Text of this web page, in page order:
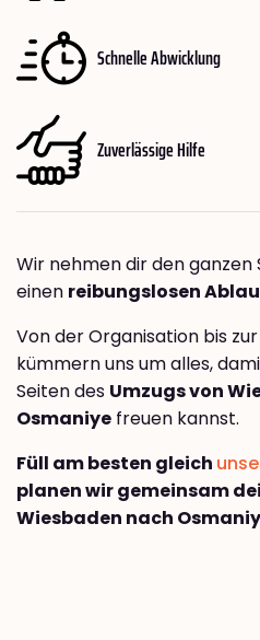
Schnelle Abwicklung
Zuverlässige Hilfe
Wir nehmen dir den
einen reibungslosen
Von der Organisation bis
kümmern uns um alles,
Seiten des Umzugs von
Osmaniye freuen kannst.
Füll am besten gleich
planen wir gemeinsam
Wiesbaden nach